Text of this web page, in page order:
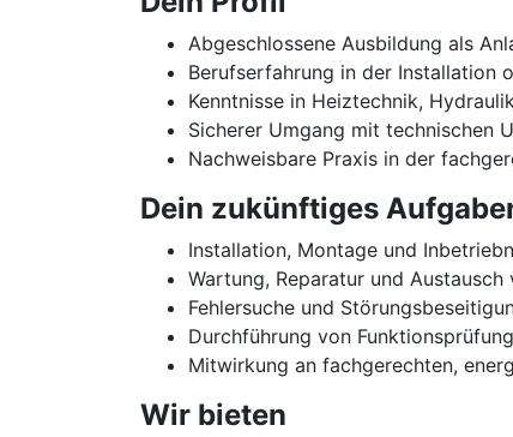
Abgeschlossene Ausbildung als
Berufserfahrung in der Installation
Kenntnisse in Heiztechnik,
Sicherer Umgang mit technischen
Nachweisbare Praxis in der
Dein zukünftiges
Installation, Montage und
Wartung, Reparatur und
Fehlersuche und
Durchführung von
Mitwirkung an fachgerechten,
Wir bieten